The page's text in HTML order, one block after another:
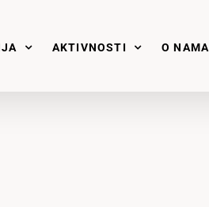
AKTIVNOSTI O NAMA